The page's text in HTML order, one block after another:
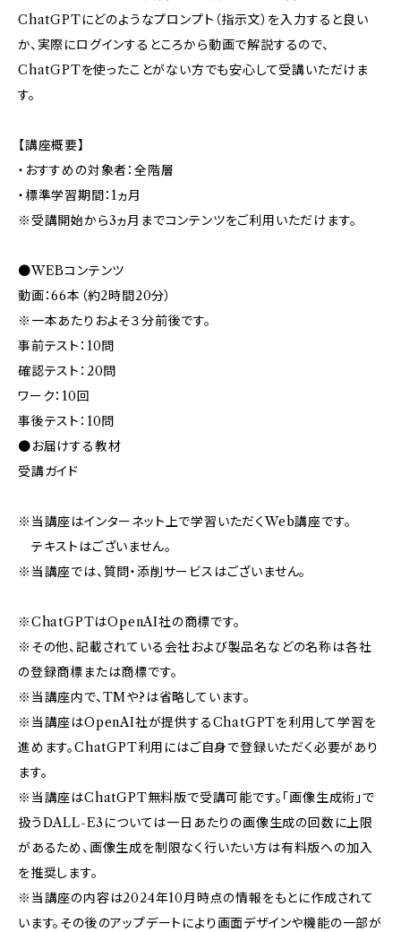
ChatGPTにどのようなプロンプト（指示文）を入力すると良い
か、実際にログインするところから動画で解説するので、
ChatGPTを使ったことがない方でも安心して受講いただけま
す。
【講座概要】
・おすすめの対象者：全階層
・標準学習期間：1ヵ月
※受講開始から3ヵ月までコンテンツをご利用いただけます。
●WEBコンテンツ
動画：66本（約2時間20分）
※一本あたりおよそ３分前後です。
事前テスト：10問
確認テスト：20問
ワーク：10回
事後テスト：10問
●お届けする教材
受講ガイド
※当講座はインターネット上で学習いただくWeb講座です。
テキストはございません。
※当講座では、質問・添削サービスはございません。
※ChatGPTはOpenAI社の商標です。
※その他、記載されている会社および製品名などの名称は各社
の登録商標または商標です。
※当講座内で、TMや?は省略しています。
※当講座はOpenAI社が提供するChatGPTを利用して学習を
進めます。ChatGPT利用にはご自身で登録いただく必要があり
ます。
※当講座はChatGPT無料版で受講可能です。「画像生成術」で
扱うDALL-E3については一日あたりの画像生成の回数に上限
があるため、画像生成を制限なく行いたい方は有料版への加入
を推奨します。
※当講座の内容は2024年10月時点の情報をもとに作成されて
います。その後のアップデートにより画面デザインや機能の一部が